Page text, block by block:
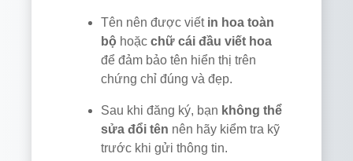
Tên nên được viết in hoa toàn
bộ hoặc chữ cái đầu viết hoa
để đảm bảo tên hiển thị trên
chứng chỉ đúng và đẹp.
Sau khi đăng ký, bạn không thể
sửa đổi tên nên hãy kiểm tra kỹ
trước khi gửi thông tin.